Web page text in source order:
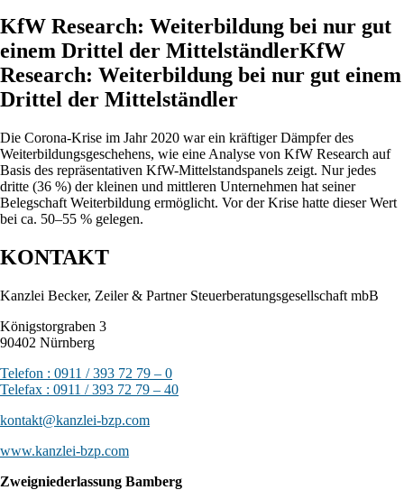
KfW Research: Weiterbildung bei nur gut
einem Drittel der MittelständlerKfW
Research: Weiterbildung bei nur gut einem
Drittel der Mittelständler
Die Corona-Krise im Jahr 2020 war ein kräftiger Dämpfer des
Weiterbildungsgeschehens, wie eine Analyse von KfW Research auf
Basis des repräsentativen KfW-Mittelstandspanels zeigt. Nur jedes
dritte (36 %) der kleinen und mittleren Unternehmen hat seiner
Belegschaft Weiterbildung ermöglicht. Vor der Krise hatte dieser Wert
bei ca. 50–55 % gelegen.
KONTAKT
Kanzlei Becker, Zeiler & Partner Steuerberatungsgesellschaft mbB
Königstorgraben 3
90402 Nürnberg
Telefon : 0911 / 393 72 79 – 0
Telefax : 0911 / 393 72 79 – 40
kontakt@kanzlei-bzp.com
www.kanzlei-bzp.com
Zweigniederlassung Bamberg